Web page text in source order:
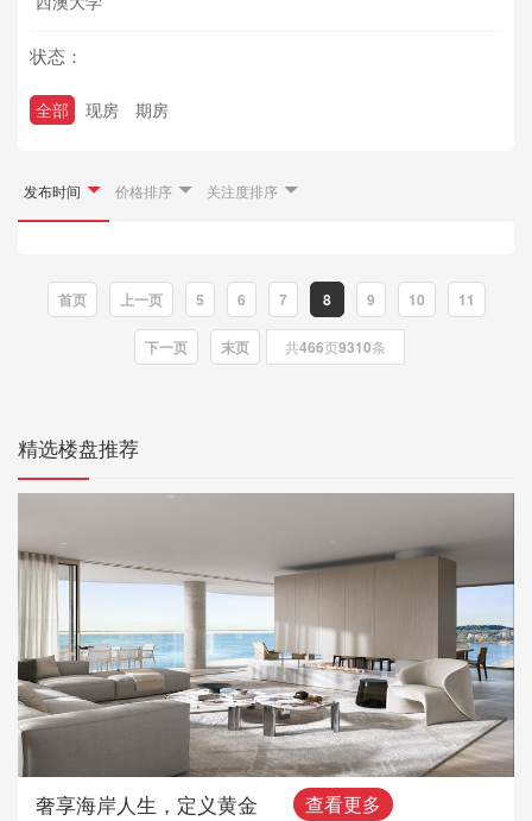
状态：
全部 现房 期房
发布时间 价格排序 关注度排序
首页 上一页 5 6 7 8 9 10 11
下一页 末页 共466页9310条
精选楼盘推荐
奢享海岸人生，定义黄金 查看更多